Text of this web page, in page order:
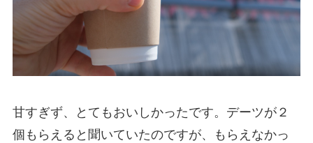
甘すぎず、とてもおいしかったです。デーツが２
個もらえると聞いていたのですが、もらえなかっ